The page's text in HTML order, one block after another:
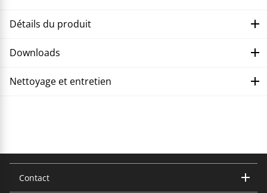
Détails du produit
Downloads
Nettoyage et entretien
Contact